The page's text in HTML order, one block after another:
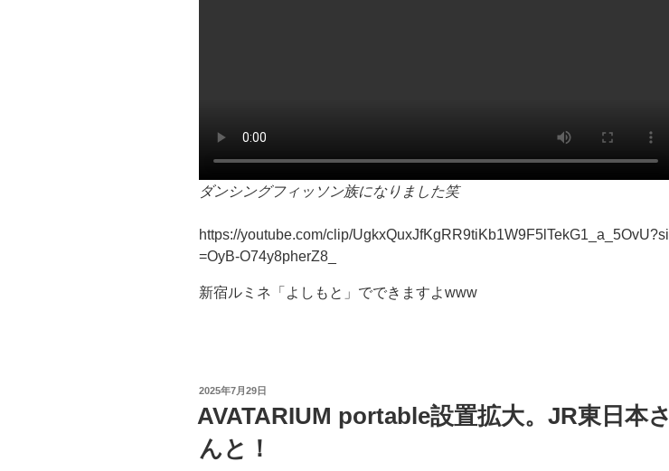
ダンシングフィッソン族になりました笑
https://youtube.com/clip/UgkxQuxJfKgRR9tiKb1W9F5lTekG1_a_5OvU?si
=OyB-O74y8pherZ8_
新宿ルミネ「よしもと」でできますよwww
投
日:
2025年7月29日
AVATARIUM portable設置拡大。JR東日本さ
んと！